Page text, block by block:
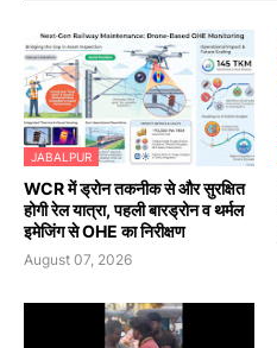
JABALPUR
WCR में ड्रोन तकनीक से और सुरक्षित
होगी रेल यात्रा, पहली बारड्रोन व थर्मल
इमेजिंग से OHE का निरीक्षण
August 07, 2026